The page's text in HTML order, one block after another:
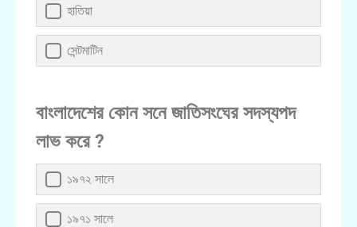
হাতিয়া
সেন্টমাটিন
বাংলাদেশের কোন সনে জাতিসংঘের সদস্যপদ
লাভ করে ?
১৯৭২ সালে
১৯৭১ সালে